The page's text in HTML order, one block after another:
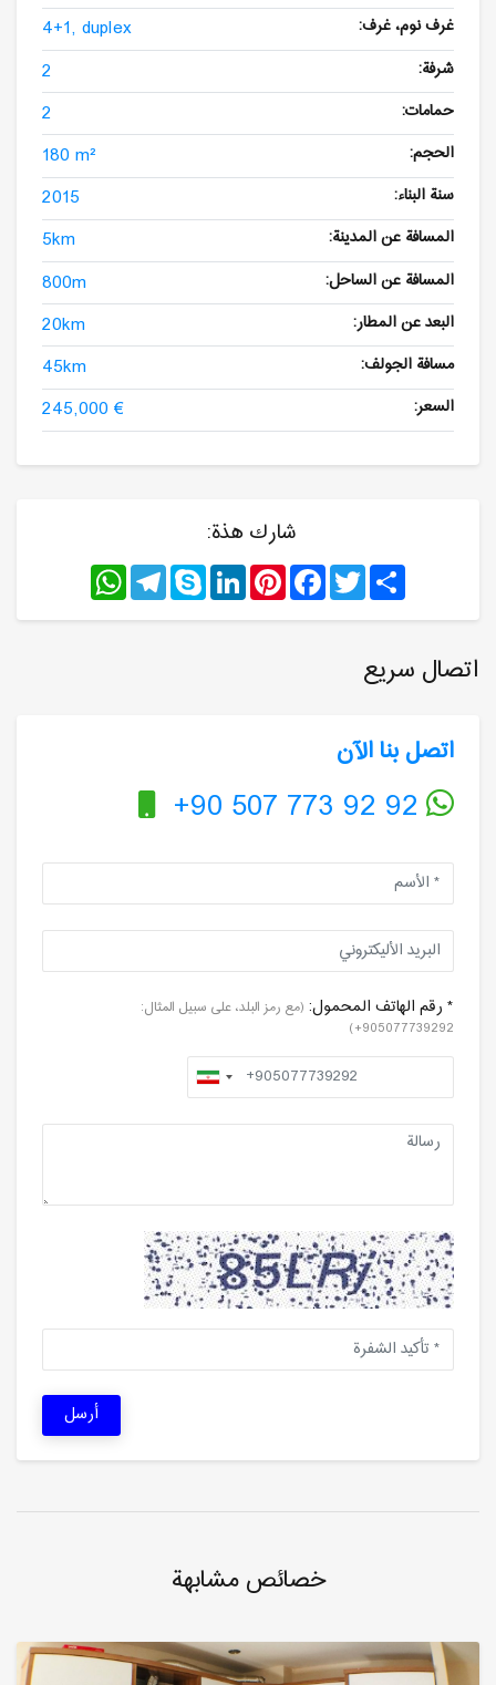
غرف نوم، غرف: 4+1, duplex
شرفة: 2
حمامات: 2
الحجم: 180 m²
سنة البناء: 2015
المسافة عن المدينة: 5km
المسافة عن الساحل: 800m
البعد عن المطار: 20km
مسافة الجولف: 45km
السعر: 245,000 €
شارك هذة:
Share
Twitter
Facebook
Pinterest
LinkedIn
Skype
Telegram
WhatsApp
اتصال سريع
اتصل بنا الآن
+90 507 773 92 92
* رقم الهاتف المحمول: (مع رمز البلد، على سبيل المثال:
905077739292+)
أرسل
خصائص مشابهة